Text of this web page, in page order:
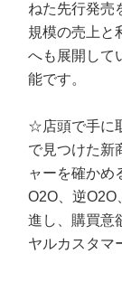
ねた先行発売
規模の売上と
へも展開して
能です。
☆店頭で手に
で見つけた新
ャーを確かめ
O2O、逆O2O
進し、購買意
ヤルカスタマ